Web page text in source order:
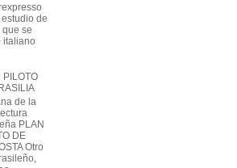
de
se
italiano
PILOTO
de la
PLAN
DE
Otro